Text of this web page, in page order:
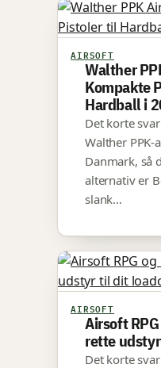
AIRSOFT
Walther
Kompakte
Hardball i
Det korte
Walther
Danmark, så
alternativ er
slank…
AIRSOFT
Airsoft
rette
Det korte